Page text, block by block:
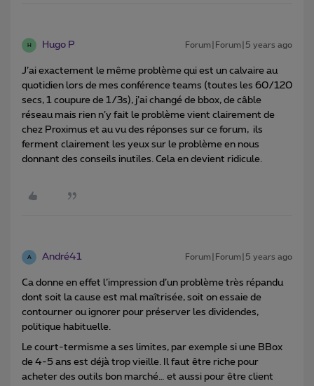
H Hugo P Forum|Forum|5 years ago
J’ai exactement le même problème qui est un calvaire au
quotidien lors de mes conférence teams (toutes les 60/120
secs, 1 coupure de 1/3s), j’ai changé de bbox, de câble
réseau mais rien n’y fait le problème vient clairement de
chez Proximus et au vu des réponses sur ce forum, ils
ferment clairement les yeux sur le problème en nous
donnant des conseils inutiles. Cela en devient ridicule.
A André41 Forum|Forum|5 years ago
Ca donne en effet l’impression d’un problème très répandu
dont soit la cause est mal maîtrisée, soit on essaie de
contourner ou ignorer pour préserver les dividendes,
politique habituelle.
Le court-termisme a ses limites, par exemple si une BBox
de 4-5 ans est déjà trop vieille. Il faut être riche pour
acheter des outils bon marché… et aussi pour être client